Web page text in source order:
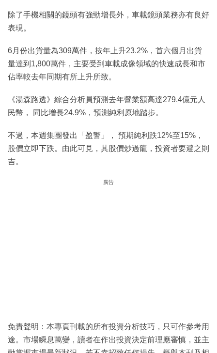
除了手機相關的鏡頭有強勁增長外，車載鏡頭業務亦有良好
表現。
6月份出貨量為309萬件，按年上升23.2%，首六個月出貨
量達到1,800萬件，主要受到車載成像領域的快速成長和市
佔率較去年同期有所上升所致。
《湯森路透》綜合分析員預測去年營業額高達279.4億元人
民幣， 同比增長24.9%，預測純利原地踏步。
不過，本週集團發出「盈警」， 預期純利跌12%至15%，
股價立即下跌。由此可見，其股價炒過龍，投資者要避之則
吉。
廣告
免責聲明：本專頁刊載的所有投資分析技巧，只可作參考用
途。市場瞬息萬變，讀者在作出投資決定前理應審慎，並主